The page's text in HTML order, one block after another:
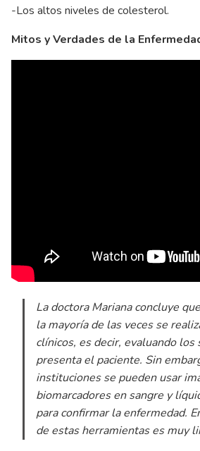
-Los altos niveles de colesterol.
Mitos y Verdades de la
La doctora Mariana concluye
la mayoría de las veces se
clínicos, es decir, evaluando los
presenta el paciente. Sin
instituciones se pueden usar
biomarcadores en sangre y
para confirmar la enfermedad.
de estas herramientas es muy